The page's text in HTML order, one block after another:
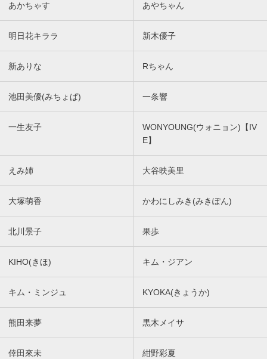
あかちゃす あやちゃん
明日花キララ 新木優子
新ありな Rちゃん
池田美優(みちょぱ) 一条響
一生友子
WONYOUNG(ウォニョン)【IV
E】
えみ姉 大谷映美里
大塚萌香 かわにしみき(みきぽん)
北川景子 果歩
KIHO(きほ) キム・ジアン
キム・ミンジュ KYOKA(きょうか)
熊田来夢 黒木メイサ
倖田來未 紺野彩夏